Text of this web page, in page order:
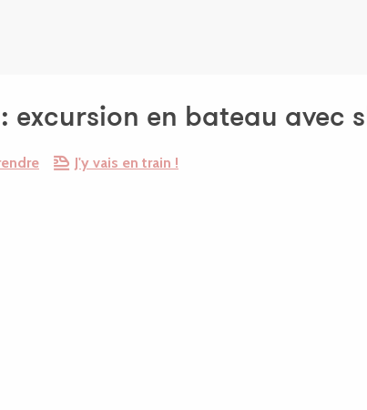
excursion en bateau avec
J'y vais en train !